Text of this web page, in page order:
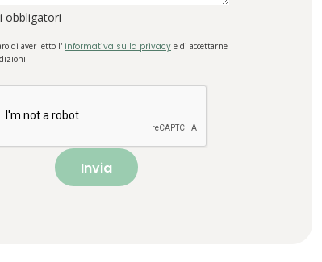
obbligatori
di aver letto l' informativa sulla privacy e di accettarne
Invia